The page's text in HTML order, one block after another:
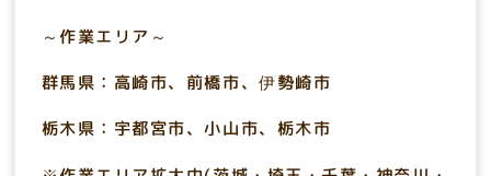
～作業エリア～
群馬県：高崎市、前橋市、伊勢崎市
栃木県：宇都宮市、小山市、栃木市